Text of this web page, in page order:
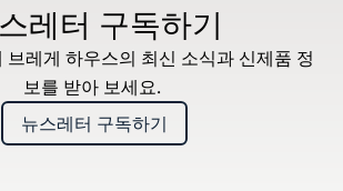
레터 구독하기
브레게 하우스의 최신 소식과 신제품 정
보를 받아 보세요.
뉴스레터 구독하기